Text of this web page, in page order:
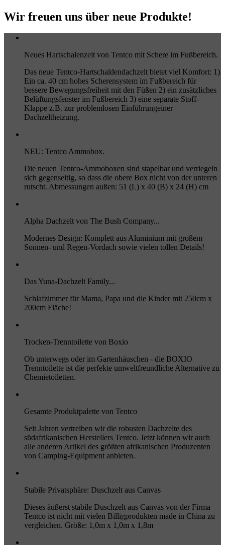
Wir freuen uns über neue Produkte!
Neues Hartschalenzelt von Tentco mit Schere im Fußbereich.
Das neue Tentco-Hartschaldendachzelt bietet viel Komfort: 1)
Ein ca. 40 cm hohes Scherensystem im Fußbereich für
bessere Bewegungsfreiheit mit den Füßen 2) ein zusätzliches
Belüftungsfenster im Fußbereich 3) eine separate Stoff-
Klappe z.B. zur problemlosen Einführungeiner
Dachzeltheizung.
NEU: Tentco Ammobox.
Die neuen Tentco-Ammoboxen sind stapelbar und verriegeln
sich gegenseitig, so dass die obere Box nicht von der unteren
rutscht. Abmessungen außen: 51 (L) x 40 (B) x 24 (H) cm
Alpha Dachzelt von The Bush Company...
Modernes Design: Komplett aus Aluminium mit großem
Sonnen- und Regen-Vordach sowie vielen tollen Details!
Das Yuna-Dachzelt Family...
Schlafzimmer für Mama, Papa und die Kinder mit 250cm x
200cm Fläche!
Trocken-Trenntoilette von Boxio
Ob unterwegs oder im Gartenhäuschen - die BOXIO
Trenntoilette ist die perfekte umweltfreundliche Alternative zu
Chemietoiletten.
Gesamte Produktpalette von Tentco
Seit Jahren vertreiben wir die robusten Dachzelte des
südafrikanischen Herstellers Tentco. Jetzt können wir auch
alle anderen Artikel des größten afrikanischen Produzenten
von Camping-Equipment anbieten.
Stabile Privatsphäre: Duschzelt aus Canvas
Dieses äußerst stabile Duschzelt aus Canvas von der Firma
Tentco ist nicht mit vielen Billigprodukten made in China zu
vergleichen. Größe: 1,0m x 1,0m x 1,8m